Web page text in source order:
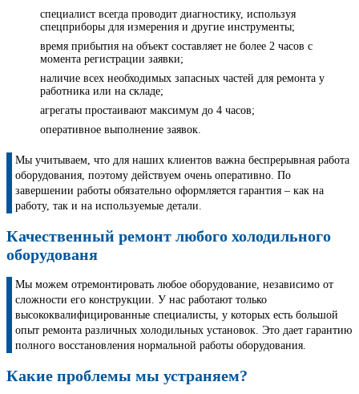
специалист всегда проводит диагностику, используя
спецприборы для измерения и другие инструменты;
время прибытия на объект составляет не более 2 часов с
момента регистрации заявки;
наличие всех необходимых запасных частей для ремонта у
работника или на складе;
агрегаты простаивают максимум до 4 часов;
оперативное выполнение заявок.
Мы учитываем, что для наших клиентов важна беспрерывная работа
оборудования, поэтому действуем очень оперативно. По
завершении работы обязательно оформляется гарантия – как на
работу, так и на используемые детали.
Качественный ремонт любого холодильного
оборудованя
Мы можем отремонтировать любое оборудование, независимо от
сложности его конструкции. У нас работают только
высококвалифицированные специалисты, у которых есть большой
опыт ремонта различных холодильных установок. Это дает гарантию
полного восстановления нормальной работы оборудования.
Какие проблемы мы устраняем?